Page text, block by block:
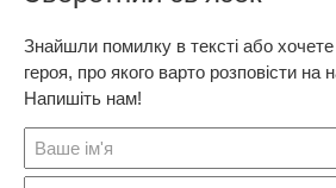
Знайшли помилку в тексті або
героя, про якого варто розповісти на
Напишіть нам!